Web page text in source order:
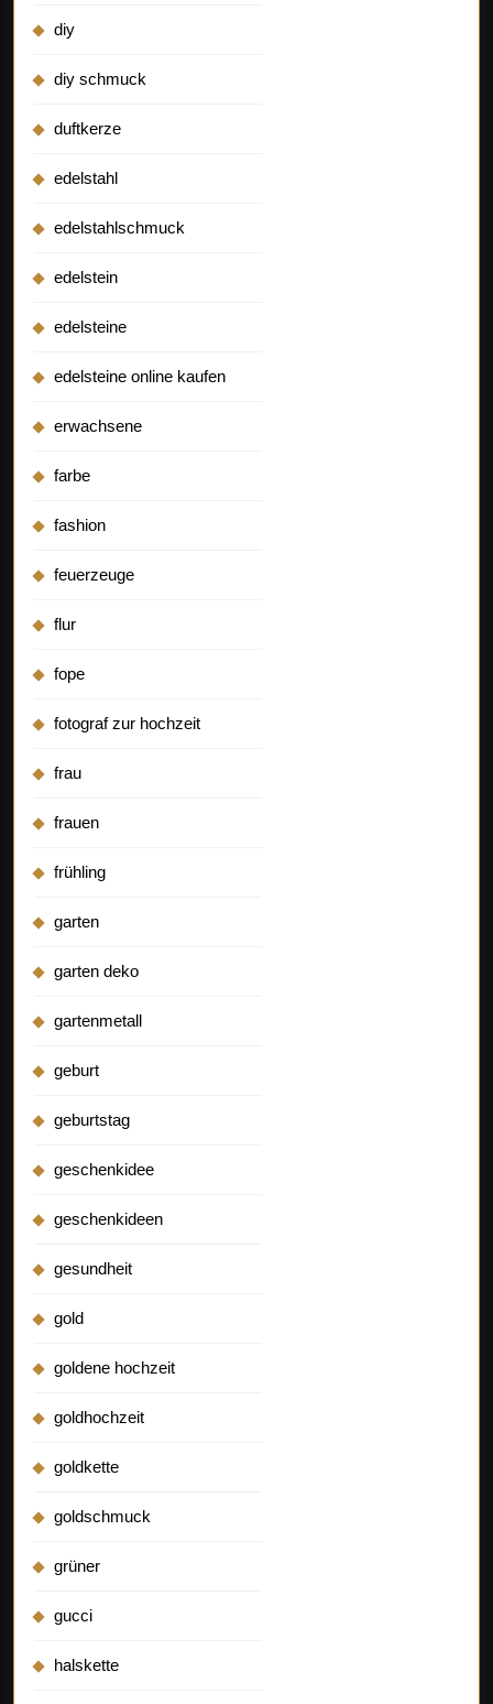
diy
diy schmuck
duftkerze
edelstahl
edelstahlschmuck
edelstein
edelsteine
edelsteine online kaufen
erwachsene
farbe
fashion
feuerzeuge
flur
fope
fotograf zur hochzeit
frau
frauen
frühling
garten
garten deko
gartenmetall
geburt
geburtstag
geschenkidee
geschenkideen
gesundheit
gold
goldene hochzeit
goldhochzeit
goldkette
goldschmuck
grüner
gucci
halskette